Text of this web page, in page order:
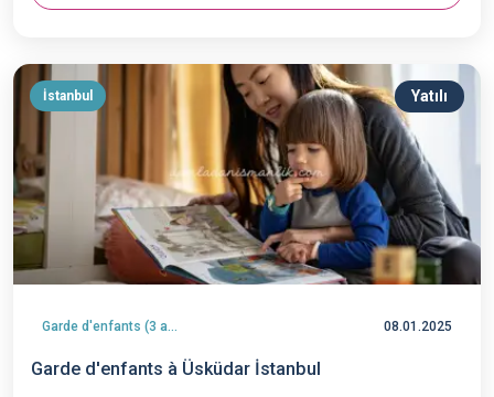
İstanbul Yatılı
Garde d'enfants (3 ans et plus) 08.01.2025
Garde d'enfants à Üsküdar İstanbul